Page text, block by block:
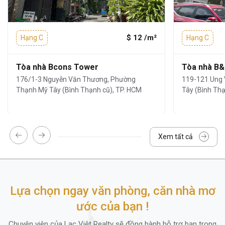
hợp cho các văn phòng có quy mô khác
Kết cấu:
Thang máy
Diện tích mỗi sàn:150 m²
Diện tích cho thuê linh hoạt:
50 - 100 -
Chiều cao trần:
Máy phát điện dự phòng:100% công
Mặt ngoài tòa nhà sử dụng kính phản quang
cao cấp, giúp tận dụng ánh sáng tự nhiên
Hạng C $ 12 /m²
Tòa nhà Bcons Tower
176/1-3 Nguyễn Văn Thương, Phường
Thạnh Mỹ Tây (Bình Thạnh cũ), TP. HCM
Hạng C
Tòa nhà
119-121 Ung
Tây (Bình
Xem tất cả
Lựa chọn ngay văn phòng, căn nhà mơ
ước của bạn !